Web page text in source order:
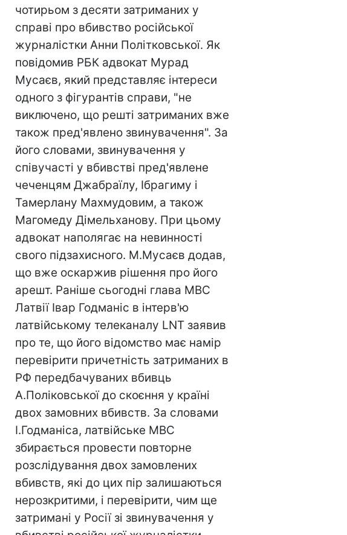
чотирьом з десяти затриманих у
справі про вбивство російської
журналістки Анни Політковської. Як
повідомив РБК адвокат Мурад
Мусаєв, який представляє інтереси
одного з фігурантів справи, "не
виключено, що решті затриманих вже
також пред'явлено звинувачення". За
його словами, звинувачення у
співучасті у вбивстві пред'явлене
чеченцям Джабраїлу, Ібрагиму і
Тамерлану Махмудовим, а також
Магомеду Дімельханову. При цьому
адвокат наполягає на невинності
свого підзахисного. М.Мусаєв додав,
що вже оскаржив рішення про його
арешт. Раніше сьогодні глава МВС
Латвії Івар Годманіс в інтерв'ю
латвійському телеканалу LNT заявив
про те, що його відомство має намір
перевірити причетність затриманих в
РФ передбачуваних вбивць
А.Поліковської до скоєння у країні
двох замовних вбивств. За словами
І.Годманіса, латвійське МВС
збирається провести повторне
розслідування двох замовлених
вбивств, які до цих пір залишаються
нерозкритими, і перевірити, чим ще
затримані у Росії зі звинувачення у